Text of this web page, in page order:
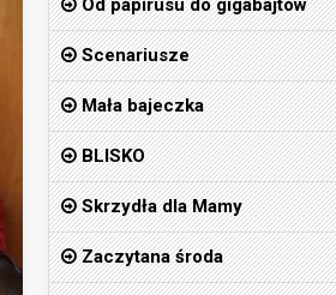
Od papirusu do gigabajtów
Scenariusze
Mała bajeczka
BLISKO
Skrzydła dla Mamy
Zaczytana środa